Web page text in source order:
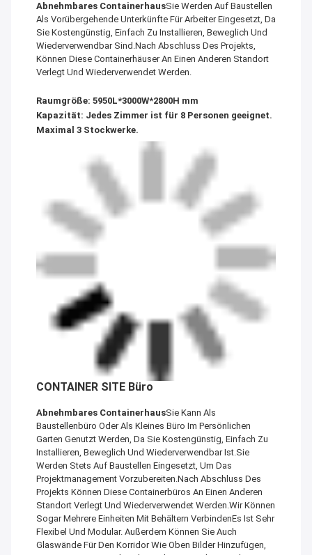
Abnehmbares ContainerhausSie Werden Auf Baustellen
Als Vorübergehende Unterkünfte Für Arbeiter Eingesetzt, Da
Sie Kostengünstig, Einfach Zu Installieren, Beweglich Und
Wiederverwendbar Sind.Nach Abschluss Des Projekts,
Können Diese Containerhäuser An Einen Anderen Standort
Verlegt Und Wiederverwendet Werden.
Raumgröße: 5950L*3000W*2800H mm
Kapazität: Jedes Zimmer ist für 8 Personen geeignet.
Maximal 3 Stockwerke.
CONTAINER SITE Büro
Abnehmbares ContainerhausSie Kann Als
Baustellenbüro Oder Als Kleines Büro Im Persönlichen
Garten Genutzt Werden, Da Sie Kostengünstig, Einfach Zu
Installieren, Beweglich Und Wiederverwendbar Ist.Sie
Werden Stets Auf Baustellen Eingesetzt, Um Das
Projektmanagement Vorzubereiten.Nach Abschluss Des
Projekts Können Diese Containerbüros An Einen Anderen
Standort Verlegt Und Wiederverwendet Werden.Wir Können
Sogar Mehrere Einheiten Mit Behältern VerbindenEs Ist Sehr
Flexibel Und Modular. Außerdem Können Sie Auch
Glaswände Für Den Korridor Wie Oben Bilder Hinzufügen,